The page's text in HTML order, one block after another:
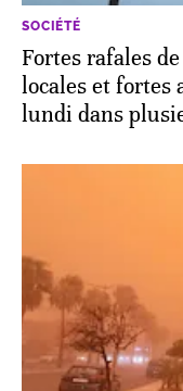
SOCIÉTÉ
Fortes rafales
locales et fortes
lundi dans